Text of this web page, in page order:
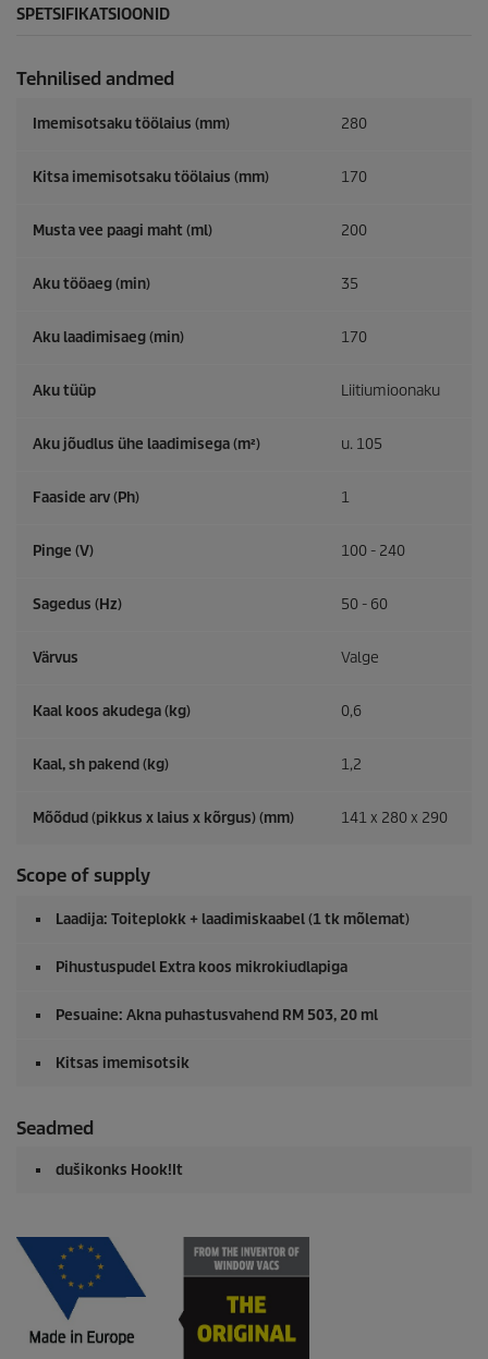
SPETSIFIKATSIOONID
Tehnilised andmed
Imemisotsaku töölaius (mm) 280
Kitsa imemisotsaku töölaius (mm) 170
Musta vee paagi maht (ml) 200
Aku tööaeg (min) 35
Aku laadimisaeg (min) 170
Aku tüüp Liitiumioonaku
Aku jõudlus ühe laadimisega (m²) u. 105
Faaside arv (Ph) 1
Pinge (V) 100 - 240
Sagedus (Hz) 50 - 60
Värvus Valge
Kaal koos akudega (kg) 0,6
Kaal, sh pakend (kg) 1,2
Mõõdud (pikkus x laius x kõrgus) (mm) 141 x 280 x 290
Scope of supply
Laadija: Toiteplokk + laadimiskaabel (1 tk mõlemat)
Pihustuspudel Extra koos mikrokiudlapiga
Pesuaine: Akna puhastusvahend RM 503, 20 ml
Kitsas imemisotsik
Seadmed
dušikonks Hook!It